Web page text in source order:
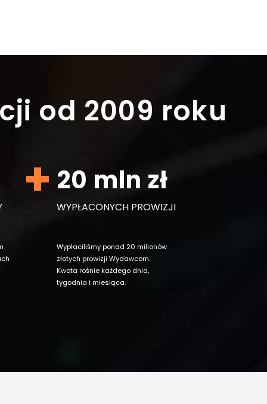
od 2009 roku
20 mln zł
WYPŁACONYCH PROWIZJI
Wypłaciliśmy ponad 20 milionów
złotych prowizji Wydawcom.
Kwota rośnie każdego dnia,
tygodnia i miesiąca.